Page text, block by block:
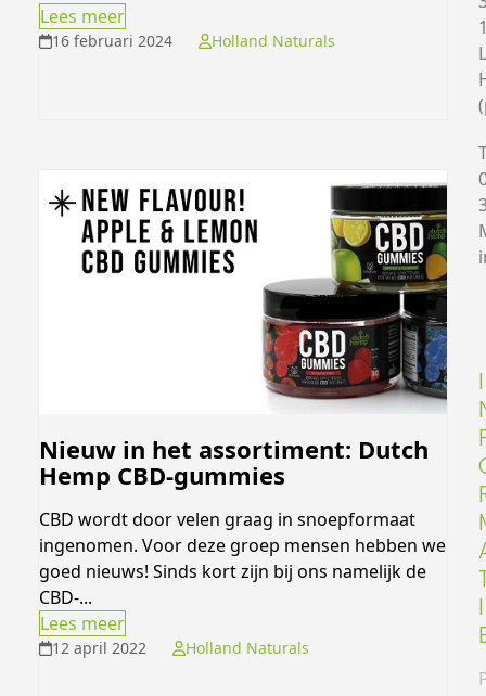
Lees meer
16 februari 2024 Holland Naturals
Nieuw in het assortiment: Dutch
Hemp CBD-gummies
CBD wordt door velen graag in snoepformaat
ingenomen. Voor deze groep mensen hebben we
goed nieuws! Sinds kort zijn bij ons namelijk de
CBD-...
Lees meer
12 april 2022 Holland Naturals
I
I